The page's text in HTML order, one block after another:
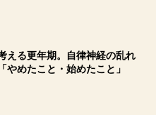
える更年期。自律神経の乱れ
やめたこと・始めたこと」